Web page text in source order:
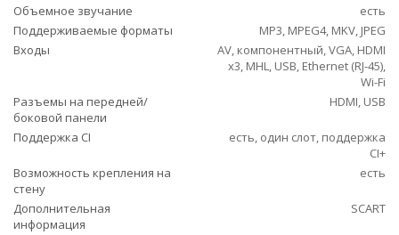
Объемное звучание
есть
Поддерживаемые форматы
MP3, MPEG4, MKV, JPEG
Входы
AV, компонентный, VGA, HDMI
x3, MHL, USB, Ethernet (RJ-45),
Wi-Fi
Разъемы на передней/
боковой панели
HDMI, USB
Поддержка CI
есть, один слот, поддержка
CI+
Возможность крепления на
стену
есть
Дополнительная
информация
SCART